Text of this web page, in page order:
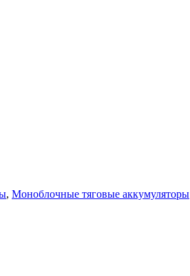
, Моноблочные тяговые аккумуляторы